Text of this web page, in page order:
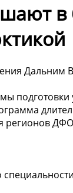
Дальним
регионов